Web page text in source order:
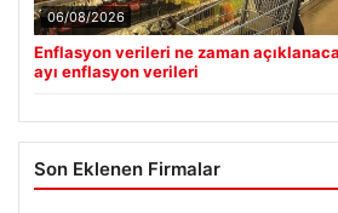
06/08/2026
Enflasyon verileri ne zaman
ayı enflasyon verileri
Son Eklenen Firmalar